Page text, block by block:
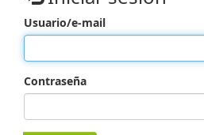
Usuario/e-mail
Contraseña